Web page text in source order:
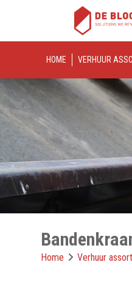
HOME VERHUUR
Home Verhuur